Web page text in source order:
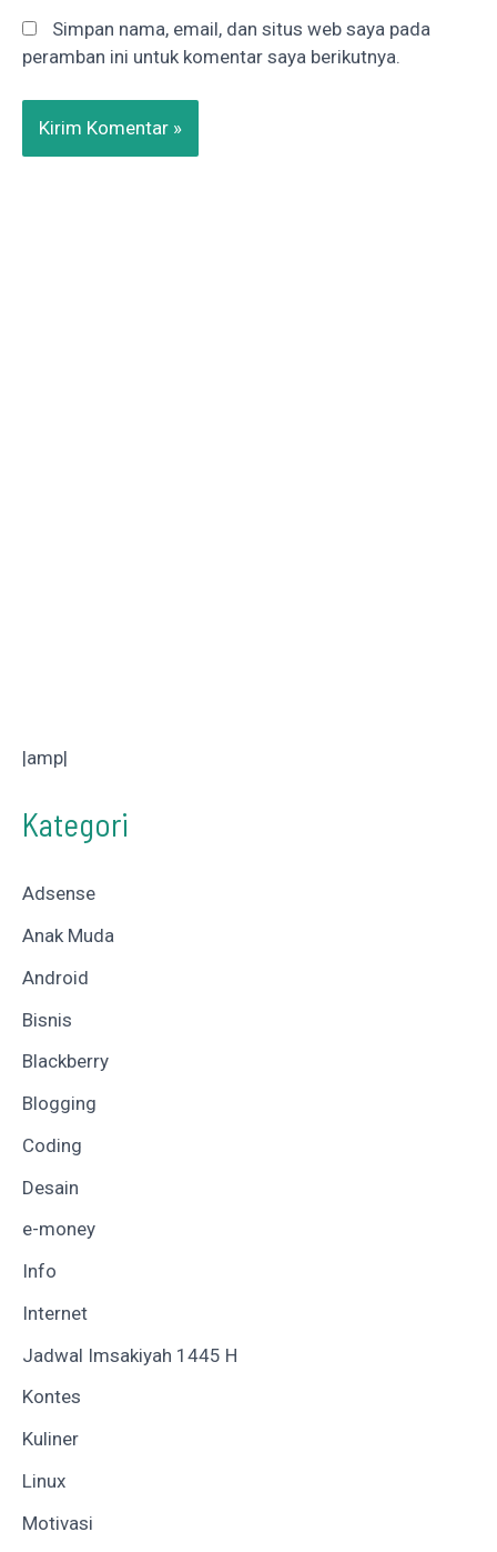
Simpan nama, email, dan situs web saya pada
peramban ini untuk komentar saya berikutnya.
|amp|
Kategori
Adsense
Anak Muda
Android
Bisnis
Blackberry
Blogging
Coding
Desain
e-money
Info
Internet
Jadwal Imsakiyah 1445 H
Kontes
Kuliner
Linux
Motivasi